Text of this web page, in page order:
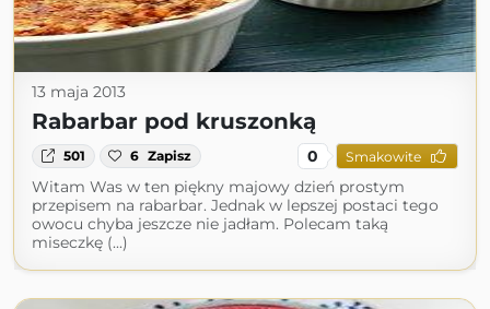
13 maja 2013
Rabarbar pod kruszonką
501 6 Zapisz 0 Smakowite
Witam Was w ten piękny majowy dzień prostym
przepisem na rabarbar. Jednak w lepszej postaci tego
owocu chyba jeszcze nie jadłam. Polecam taką
miseczkę (...)